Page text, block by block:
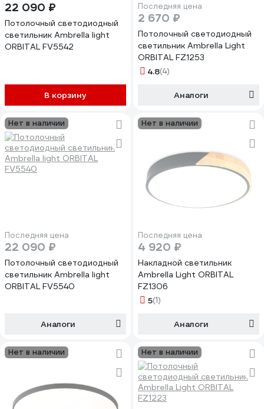
22 090 ₽
Потолочный светодиодный
светильник Ambrella light
ORBITAL FV5542
В корзину
Последняя цена
2 670 ₽
Потолочный светодиодный
светильник Ambrella Light
ORBITAL FZ1253
4.8(4)
Аналоги
Нет в наличии
Последняя цена
22 090 ₽
Потолочный светодиодный
светильник Ambrella light
ORBITAL FV5540
Аналоги
Нет в наличии
Последняя цена
4 920 ₽
Накладной светильник
Ambrella Light ORBITAL
FZ1306
5(1)
Аналоги
Нет в наличии Нет в наличии